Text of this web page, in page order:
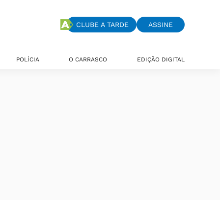
CLUBE A TARDE ASSINE
POLÍCIA O CARRASCO EDIÇÃO DIGITAL